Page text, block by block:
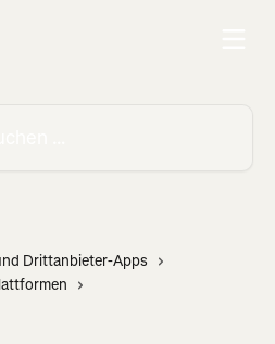
Drittanbieter-Apps